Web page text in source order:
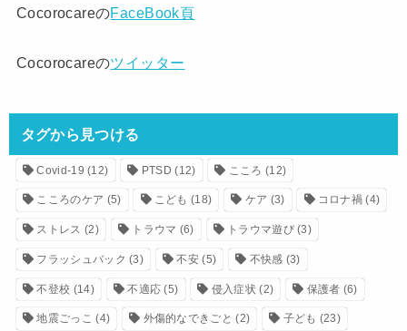
CocorocareのFaceBook頁
Cocorocareのツイッター
タグから見つける
Covid-19 (12) PTSD (12) こころ (12)
こころのケア (5) こども (18) ケア (3) コロナ禍 (4)
ストレス (2) トラウマ (6) トラウマ遊び(3)
フラッシュバック (3) 不安 (5) 不快感 (3)
不登校 (14) 不適応 (5) 侵入症状 (2) 保護者 (6)
地震ごっこ (4) 外傷的なできごと (2) 子ども (23)